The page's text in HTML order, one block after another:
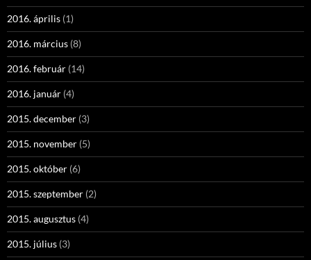
2016. április (1)
2016. március (8)
2016. február (14)
2016. január (4)
2015. december (3)
2015. november (5)
2015. október (6)
2015. szeptember (2)
2015. augusztus (4)
2015. július (3)